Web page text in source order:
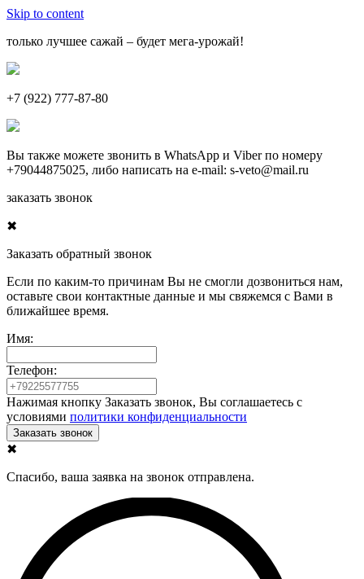
Skip to content
только лучшее сажай – будет мега-урожай!
+7 (922) 777-87-80
Вы также можете звонить в WhatsApp и Viberпо номеру
+79044875025, либо написать на e-mail: s-veto@mail.ru
заказать звонок
✖
Заказать обратный звонок
Если по каким-то причинам Вы не смогли дозвониться нам,
оставьте свои контактные данные и мы свяжемся с Вами в
ближайшее время.
Имя:
Телефон:
Нажимая кнопку Заказать звонок, Вы соглашаетесь с
условиями политики конфиденциальности
✖
Спасибо, ваша заявка на звонок отправлена.